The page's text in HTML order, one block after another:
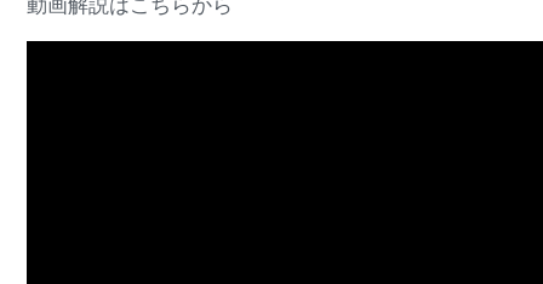
動画解説はこちらから